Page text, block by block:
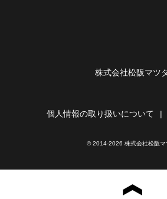
株式会社松阪マツ
個人情報の取り扱いについて
© 2014-2026 株式会社松阪マ